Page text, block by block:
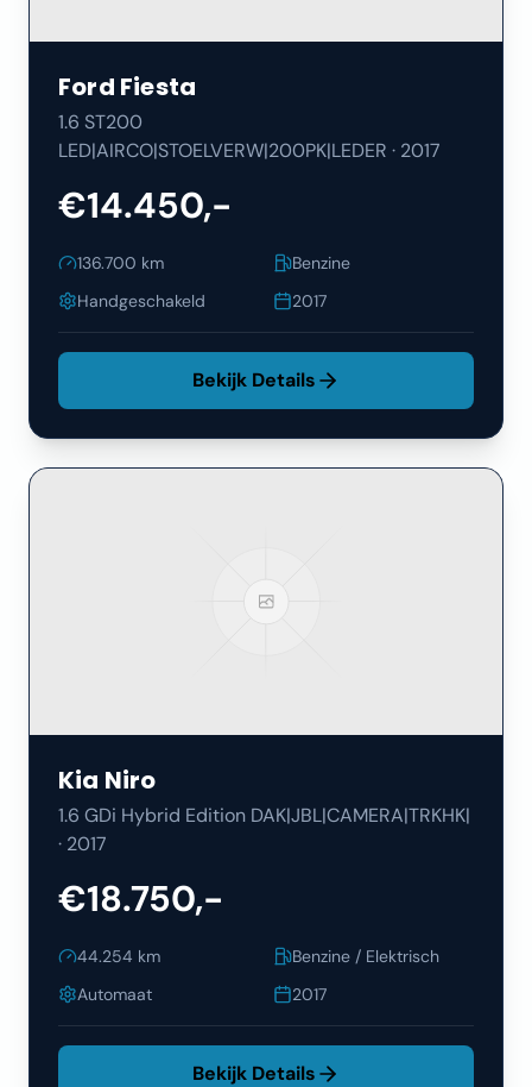
Ford Fiesta
1.6 ST200
LED|AIRCO|STOELVERW|200PK|LEDER · 2017
€14.450,-
136.700 km
Benzine
Handgeschakeld
2017
Bekijk Details
Kia Niro
1.6 GDi Hybrid Edition DAK|JBL|CAMERA|TRKHK|
· 2017
€18.750,-
44.254 km
Benzine / Elektrisch
Automaat
2017
Bekijk Details